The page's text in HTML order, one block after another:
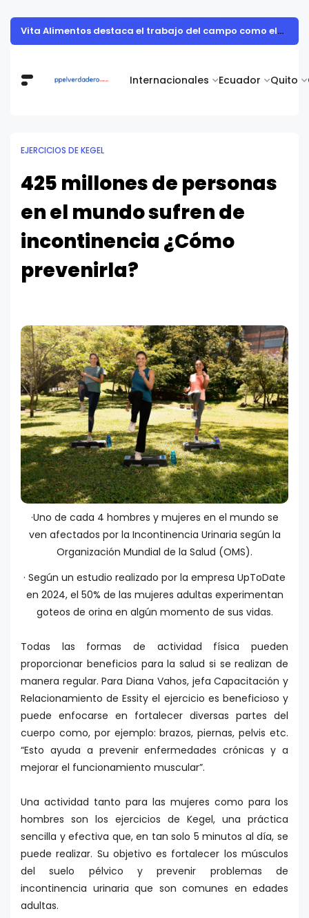
Internacionales Ecuador Quito
Día Mundial de la Hepatitis: prevención, diagnóstico y atención oportuna para proteger la salud del hígado
EJERCICIOS DE KEGEL
425 millones de personas
en el mundo sufren de
incontinencia ¿Cómo
prevenirla?
·Uno de cada 4 hombres y mujeres en el mundo se
ven afectados por la Incontinencia Urinaria según la
Organización Mundial de la Salud (OMS).
· Según un estudio realizado por la empresa UpToDate
en 2024, el 50% de las mujeres adultas experimentan
goteos de orina en algún momento de sus vidas.
Todas las formas de actividad física pueden
proporcionar beneficios para la salud si se realizan de
manera regular. Para Diana Vahos, jefa Capacitación y
Relacionamiento de Essity el ejercicio es beneficioso y
puede enfocarse en fortalecer diversas partes del
cuerpo como, por ejemplo: brazos, piernas, pelvis etc.
“Esto ayuda a prevenir enfermedades crónicas y a
mejorar el funcionamiento muscular”.
Una actividad tanto para las mujeres como para los
hombres son los ejercicios de Kegel, una práctica
sencilla y efectiva que, en tan solo 5 minutos al día, se
puede realizar. Su objetivo es fortalecer los músculos
del suelo pélvico y prevenir problemas de
incontinencia urinaria que son comunes en edades
adultas.